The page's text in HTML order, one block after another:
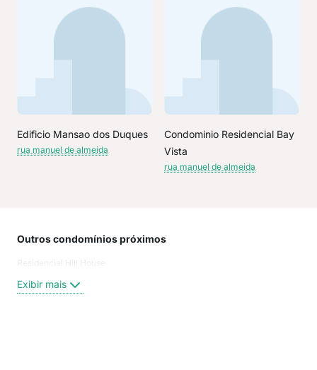
Edificio Mansao dos Duques
rua manuel de almeida
Condominio Residencial Bay
Vista
rua manuel de almeida
Outros condomínios próximos
Residencial Hill House
Exibir mais